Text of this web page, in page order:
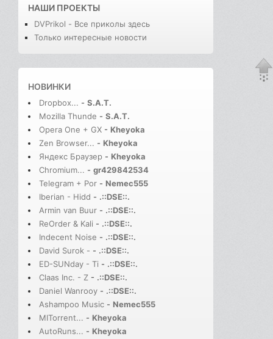
НАШИ ПРОЕКТЫ
DVPrikol - Все приколы здесь
Только интересные новости
НОВИНКИ
Dropbox... - S.A.T.
Mozilla Thunde - S.A.T.
Opera One + GX - Kheyoka
Zen Browser... - Kheyoka
Яндекс Браузер - Kheyoka
Chromium... - gr429842534
Telegram + Por - Nemec555
Iberian - Hidd - .::DSE::.
Armin van Buur - .::DSE::.
ReOrder & Kali - .::DSE::.
Indecent Noise - .::DSE::.
David Surok - - .::DSE::.
ED-SUNday - Ti - .::DSE::.
Claas Inc. - Z - .::DSE::.
Daniel Wanrooy - .::DSE::.
Ashampoo Music - Nemec555
MITorrent... - Kheyoka
AutoRuns... - Kheyoka